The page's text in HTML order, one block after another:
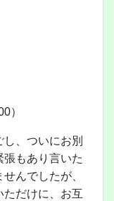
）
、ついにお別
もあり言いた
んでしたが、
ただけに、お互